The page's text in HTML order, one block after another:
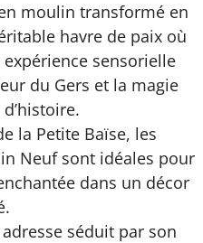
moulin transformé en
havre de paix où
sensorielle
du Gers et la magie
la Petite Baïse, les
Neuf sont idéales pour
dans un décor
séduit par son